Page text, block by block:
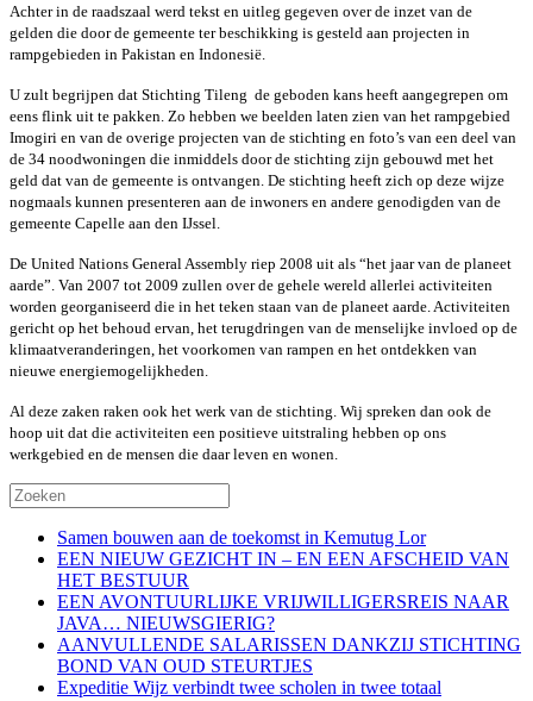
Achter in de raadszaal werd tekst en uitleg gegeven over de inzet van de
gelden die door de gemeente ter beschikking is gesteld aan projecten in
rampgebieden in Pakistan en Indonesië.
U zult begrijpen dat Stichting Tileng de geboden kans heeft aangegrepen om
eens flink uit te pakken. Zo hebben we beelden laten zien van het rampgebied
Imogiri en van de overige projecten van de stichting en foto’s van een deel van
de 34 noodwoningen die inmiddels door de stichting zijn gebouwd met het
geld dat van de gemeente is ontvangen. De stichting heeft zich op deze wijze
nogmaals kunnen presenteren aan de inwoners en andere genodigden van de
gemeente Capelle aan den IJssel.
De United Nations General Assembly riep 2008 uit als “het jaar van de planeet
aarde”. Van 2007 tot 2009 zullen over de gehele wereld allerlei activiteiten
worden georganiseerd die in het teken staan van de planeet aarde. Activiteiten
gericht op het behoud ervan, het terugdringen van de menselijke invloed op de
klimaatveranderingen, het voorkomen van rampen en het ontdekken van
nieuwe energiemogelijkheden.
Al deze zaken raken ook het werk van de stichting. Wij spreken dan ook de
hoop uit dat die activiteiten een positieve uitstraling hebben op ons
werkgebied en de mensen die daar leven en wonen.
Samen bouwen aan de toekomst in Kemutug Lor
EEN NIEUW GEZICHT IN – EN EEN AFSCHEID VAN
HET BESTUUR
EEN AVONTUURLIJKE VRIJWILLIGERSREIS NAAR
JAVA… NIEUWSGIERIG?
AANVULLENDE SALARISSEN DANKZIJ STICHTING
BOND VAN OUD STEURTJES
Expeditie Wijz verbindt twee scholen in twee totaal